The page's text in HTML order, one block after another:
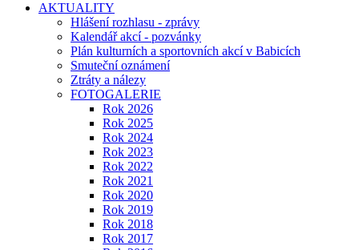
AKTUALITY
Hlášení rozhlasu - zprávy
Kalendář akcí - pozvánky
Plán kulturních a sportovních akcí v Babicích
Smuteční oznámení
Ztráty a nálezy
FOTOGALERIE
Rok 2026
Rok 2025
Rok 2024
Rok 2023
Rok 2022
Rok 2021
Rok 2020
Rok 2019
Rok 2018
Rok 2017